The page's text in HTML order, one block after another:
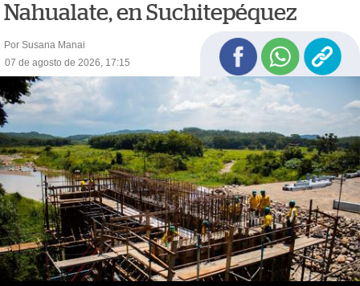
Nahualate, en Suchitepéquez
Por Susana Manai
07 de agosto de 2026, 17:15